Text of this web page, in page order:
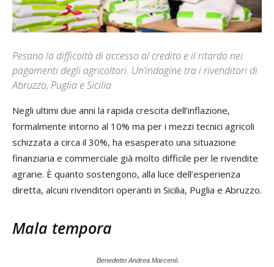
Pesano la difficoltà di accesso al credito e il ritardo nei
pagamenti degli agricoltori. Un’indagine tra i rivenditori di
Abruzzo, Puglia e Sicilia
Negli ultimi due anni la rapida crescita dell’inflazione,
formalmente intorno al 10% ma per i mezzi tecnici agricoli
schizzata a circa il 30%, ha esasperato una situazione
finanziaria e commerciale già molto difficile per le rivendite
agrarie. È quanto sostengono, alla luce dell’esperienza
diretta, alcuni rivenditori operanti in Sicilia, Puglia e Abruzzo.
Mala tempora
Benedetto Andrea Marcenò